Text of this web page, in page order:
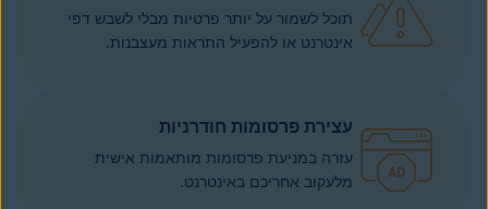
תוכל לשמור על יותר פרטיות מבלי לשבש דפי
אינטרנט או להפעיל התראות מעצבנות.
עצירת פרסומות חודרניות
עזרה במניעת פרסומות מותאמות אישית
מלעקוב אחריכם באינטרנט.